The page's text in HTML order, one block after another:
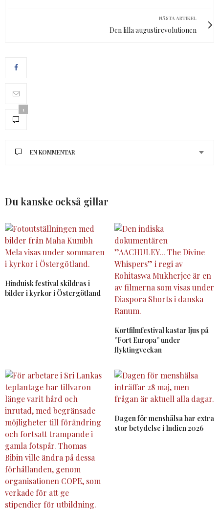
NÄSTA ARTIKEL
Den lilla augustirevolutionen
1
EN KOMMENTAR
9 JULI 2019 KL. 21:55
välskriven artikel.
Du kanske också gillar
Hinduisk festival skildras i
bilder i kyrkor i Östergötland
Kortfilmfestival kastar ljus på
”Fort Europa” under
flyktingveckan
Dagen för menshälsa har extra
stor betydelse i Indien 2026